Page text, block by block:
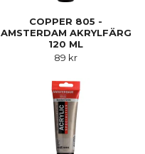
COPPER 805 -
AMSTERDAM AKRYLFÄRG
120 ML
89 kr